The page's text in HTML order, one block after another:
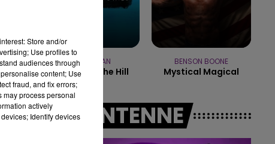
LE TICKET DE CAISSE
ED SHEERAN
Castle On The Hill
BENSON BOONE
Mystical Magical
A L'ANTENNE
Store and/or
Use profiles to
audiences through
content; Use
fraud, and fix errors;
may process personal
actively
Identify devices